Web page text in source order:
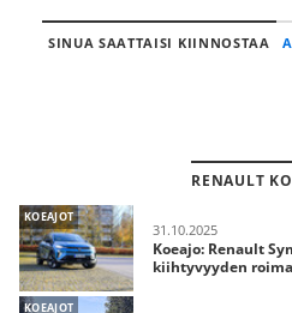
SINUA SAATTAISI KIINNOSTAA
RENAULT
KOEAJOT
31.10.2025
Koeajo: Renault
kiihtyvyyden
KOEAJOT